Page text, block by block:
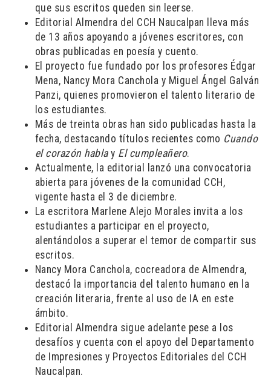
que sus escritos queden sin leerse.
Editorial Almendra del CCH Naucalpan lleva más
de 13 años apoyando a jóvenes escritores, con
obras publicadas en poesía y cuento.
El proyecto fue fundado por los profesores Édgar
Mena, Nancy Mora Canchola y Miguel Ángel Galván
Panzi, quienes promovieron el talento literario de
los estudiantes.
Más de treinta obras han sido publicadas hasta la
fecha, destacando títulos recientes como Cuando
el corazón hablay El cumpleañero.
Actualmente, la editorial lanzó una convocatoria
abierta para jóvenes de la comunidad CCH,
vigente hasta el 3 de diciembre.
La escritora Marlene Alejo Morales invita a los
estudiantes a participar en el proyecto,
alentándolos a superar el temor de compartir sus
escritos.
Nancy Mora Canchola, cocreadora de Almendra,
destacó la importancia del talento humano en la
creación literaria, frente al uso de IA en este
ámbito.
Editorial Almendra sigue adelante pese a los
desafíos y cuenta con el apoyo del Departamento
de Impresiones y Proyectos Editoriales del CCH
Naucalpan.